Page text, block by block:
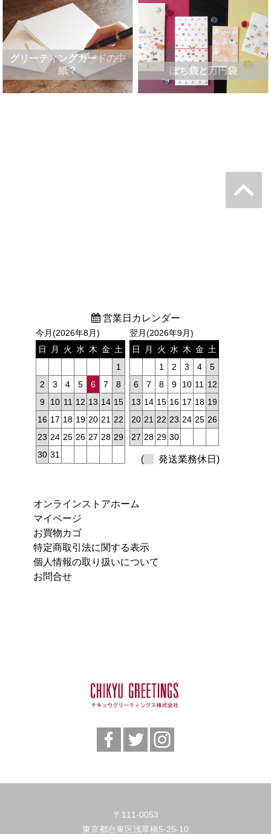
グリーティングカードの中
紙？
ぽち袋と万円袋
営業日カレンダー
今月(2026年8月)
日
月 火 水 木 金 土
1
2
3 4 5 6 7
8
9
10 11 12 13 14 15
16 17 18 19 20 21 22
23 24 25 26 27 28 29
30 31
翌月(2026年9月)
日
月 火 水 木 金 土
1
2 3 4
5
6
7 8 9 10 11
12
13 14 15 16 17 18 19
20 21 22 23 24 25 26
27 28 29 30
( 発送業務休日)
オンラインストアホーム
マイページ
お買物カゴ
特定商取引法に関する表示
個人情報の取り扱いについて
お問合せ
〒111-0053
東京都台東区浅草橋5-25-10